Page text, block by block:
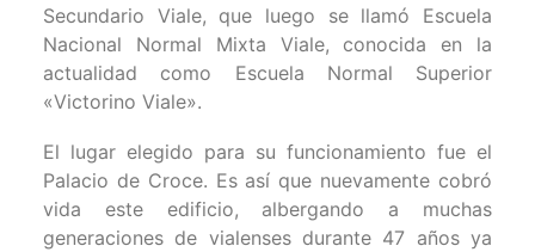
Secundario Viale, que luego se llamó Escuela
Nacional Normal Mixta Viale, conocida en la
actualidad como Escuela Normal Superior
«Victorino Viale».
El lugar elegido para su funcionamiento fue el
Palacio de Croce. Es así que nuevamente cobró
vida este edificio, albergando a muchas
generaciones de vialenses durante 47 años ya